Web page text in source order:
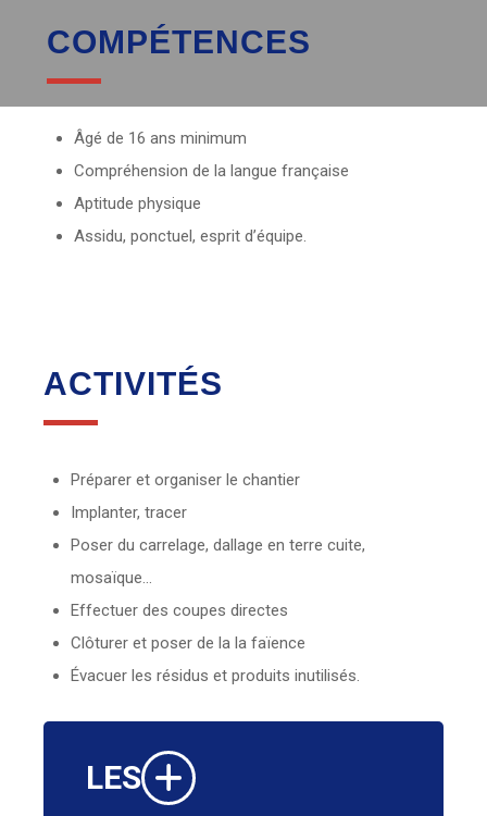
COMPÉTENCES
Âgé de 16 ans minimum
Compréhension de la langue française
Aptitude physique
Assidu, ponctuel, esprit d’équipe.
ACTIVITÉS
Préparer et organiser le chantier
Implanter, tracer
Poser du carrelage, dallage en terre cuite,
mosaïque…
Effectuer des coupes directes
Clôturer et poser de la la faïence
Évacuer les résidus et produits inutilisés.
LES